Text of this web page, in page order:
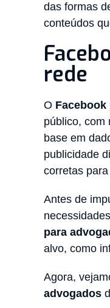
das formas
conteúdos
rede
O Facebook
público, com
base em
publicidade
corretas
Antes de
para
alvo, como
Agora,
advogados